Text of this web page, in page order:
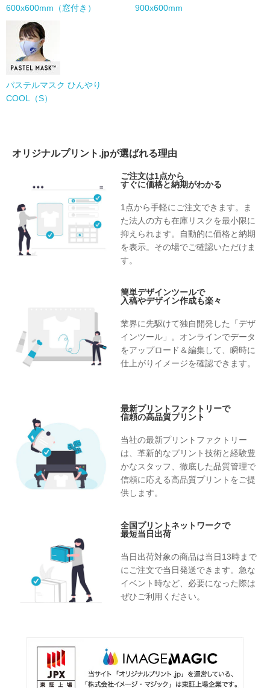
600x600mm（窓付き）
900x600mm
パステルマスク ひんやり
COOL（S）
オリジナルプリント.jpが選ばれる理由
ご注文は1点から
すぐに価格と納期がわかる
1点から手軽にご注文できます。ま
た法人の方も在庫リスクを最小限に
抑えられます。自動的に価格と納期
を表示。その場でご確認いただけま
す。
簡単デザインツールで
入稿やデザイン作成も楽々
業界に先駆けて独自開発した「デザ
インツール」。オンラインでデータ
をアップロード＆編集して、瞬時に
仕上がりイメージを確認できます。
最新プリントファクトリーで
信頼の高品質プリント
当社の最新プリントファクトリー
は、革新的なプリント技術と経験豊
かなスタッフ、徹底した品質管理で
信頼に応える高品質プリントをご提
供します。
全国プリントネットワークで
最短当日出荷
当日出荷対象の商品は当日13時まで
にご注文で当日発送できます。急な
イベント時など、必要になった際は
ぜひご利用ください。